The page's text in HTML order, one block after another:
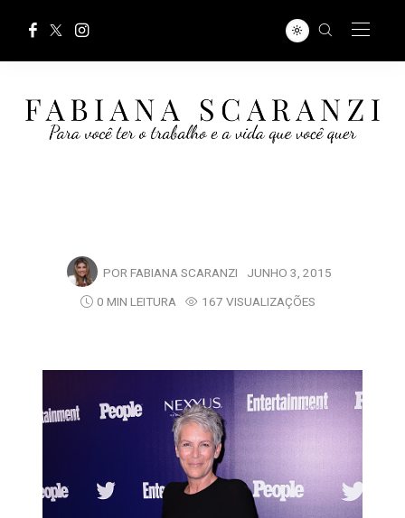
POR FABIANA SCARANZI JUNHO 3, 2015
0 MIN LEITURA
167 VISUALIZAÇÕES